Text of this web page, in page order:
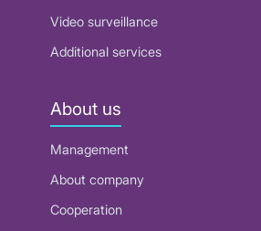
Video surveillance
Additional services
About us
Management
About company
Cooperation